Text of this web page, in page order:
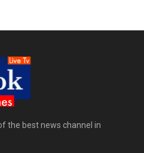
the best news channel in